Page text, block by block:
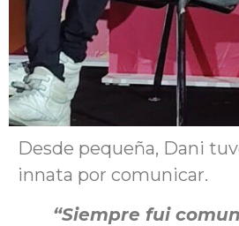
Desde pequeña, Dani
innata por comunicar.
“Siempre fui